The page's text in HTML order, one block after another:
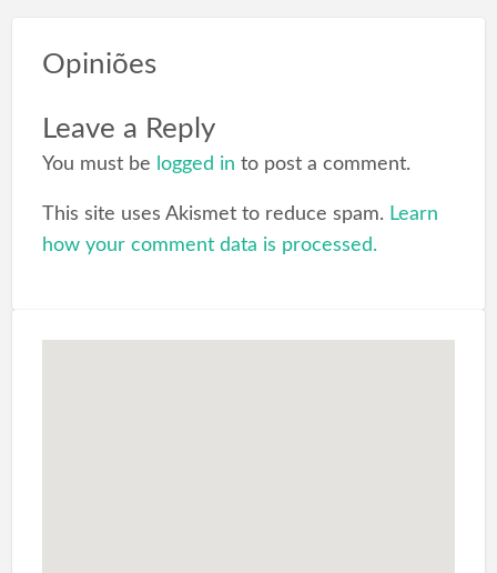
Opiniões
Leave a Reply
You must be logged in to post a comment.
This site uses Akismet to reduce spam. Learn
how your comment data is processed.